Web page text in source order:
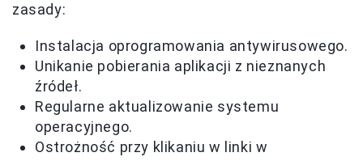
zasady:
Instalacja oprogramowania antywirusowego.
Unikanie pobierania aplikacji z nieznanych
źródeł.
Regularne aktualizowanie systemu
operacyjnego.
Ostrożność przy klikaniu w linki w